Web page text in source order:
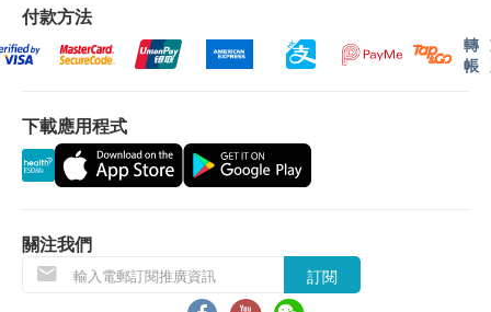
客再作安排。
退換條款：
有損毀情況，一經確認簽收，恕不接受退換。
退換產品必須包裝完整，如退換之產品有任何殘缺
或過期退回，供應商有權不受理。
正本，並於送貨後3個工作天內按下列方式聯絡生
活小主義 客戶服務部跟進。
電郵: info@gadgetmonocle-hk.com
付款方法
轉
帳
下載應用程式
關注我們
訂閱